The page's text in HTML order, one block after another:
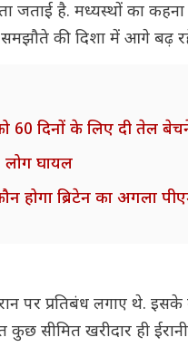
जताई है. मध्यस्थों का
समझौते की दिशा में आगे बढ़
60 दिनों के लिए दी तेल
घायल
होगा ब्रिटेन का अगला
पर प्रतिबंध लगाए थे.
कुछ सीमित खरीदार ही